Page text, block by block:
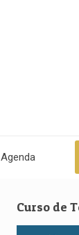
Agenda
Curso de